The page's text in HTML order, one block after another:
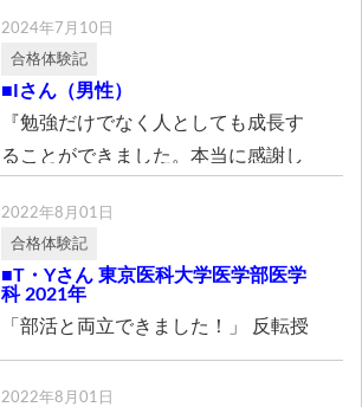
2024年7月10日
合格体験記
■Iさん（男性）
『勉強だけでなく人としても成長す
ることができました。本当に感謝し
2022年8月01日
合格体験記
■T・Yさん 東京医科大学医学部医学
科 2021年
「部活と両立できました！」 反転授
業では、実際の授業の前に動画のイ
ンプット授業で […]
2022年8月01日